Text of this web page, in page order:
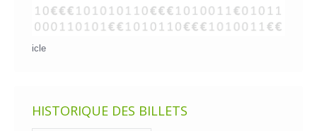
icle
HISTORIQUE DES BILLETS